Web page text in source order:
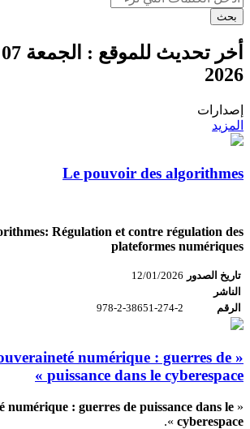
بحث
أخر تحديث للموقع :
2026
إصدارات
المزيد
Le pouvoir des algorithmes
Régulation et contre régulation des
plateformes numériques
تاريخ الصدور 12/01/2026
الناشر
الرقم
978-2-38651-274-2
numérique : guerres de
puissance dans le cyberespace »
«
numérique : guerres de puissance dans le
cyberespace
».